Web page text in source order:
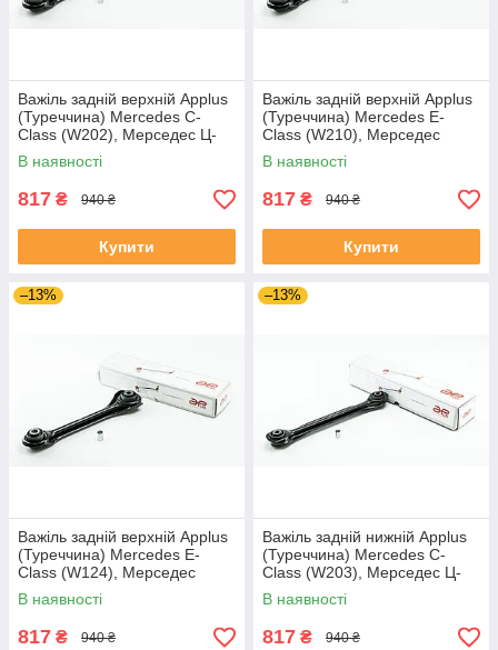
Важіль задній верхній Applus
(Туреччина) Mercedes C-
Class (W202), Мерседес Ц-
Клас 93-00 #11688AP
UADCPEF4
В наявності
817 ₴ 940 ₴
Купити
Важіль задній верхній Applus
(Туреччина) Mercedes E-
Class (W210), Мерседес
(В210) 95-03 #11688AP
UAPLUDF4
В наявності
817 ₴ 940 ₴
Купити
–13%
Важіль задній верхній Applus
(Туреччина) Mercedes E-
Class (W124), Мерседес
(В124) 93-96 #11688AP
UARQFFI4
В наявності
817 ₴ 940 ₴
–13%
Важіль задній нижній Applus
(Туреччина) Mercedes C-
Class (W203), Мерседес Ц-
Клас В203 00-07#11978AP
UAWGPLI4
В наявності
817 ₴ 940 ₴